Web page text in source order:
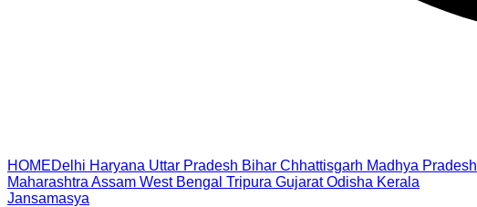
HOMEDelhi Haryana Uttar Pradesh Bihar Chhattisgarh Madhya Pradesh
Maharashtra Assam West Bengal Tripura Gujarat Odisha Kerala
Jansamasya